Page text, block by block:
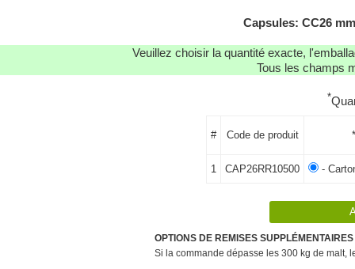
Capsules: CC26
Veuillez choisir la quantité exacte,
Tous les champs
*
# Code de produit
1 CAP26RR10500 -
OPTIONS DE REMISES SUPPLÉMENTAIRES
Si la commande dépasse les 300 kg de malt,